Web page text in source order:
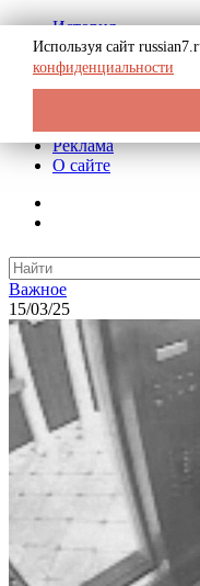
История
Биография
Криминал
СССР
Реклама
О сайте
Важное
15/03/25
Используя сайт
конфиденциальности